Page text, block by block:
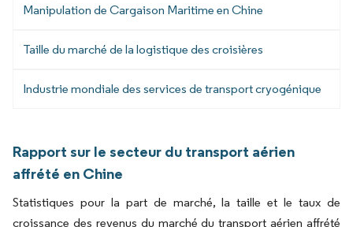
Manipulation de Cargaison Maritime en Chine
Taille du marché de la logistique des croisières
Industrie mondiale des services de transport cryogénique
Rapport sur le secteur du transport aérien
affrété en Chine
Statistiques pour la part de marché, la taille et le taux de
croissance des revenus du marché du transport aérien affrété